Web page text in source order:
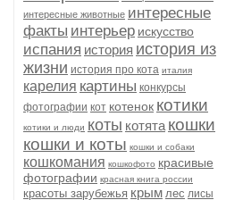
интересные животные интересные
факты интерьер искусство
испания история история из
жизни история про кота италия
карелия картины конкурсы
фотографии кот котенок котики
котики и люди коты котята кошки
кошки и коты кошки и собаки
кошкомания кошкофото красивые
фотографии красная книга россии
красоты зарубежья крым лес лисы